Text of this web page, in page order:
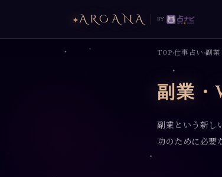
✦ARCANA by
TOP›仕事占い›副業
副業・
副業という新し
功のために必要